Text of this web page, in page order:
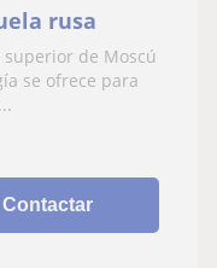
rusa
de Moscú
se ofrece para
Contactar